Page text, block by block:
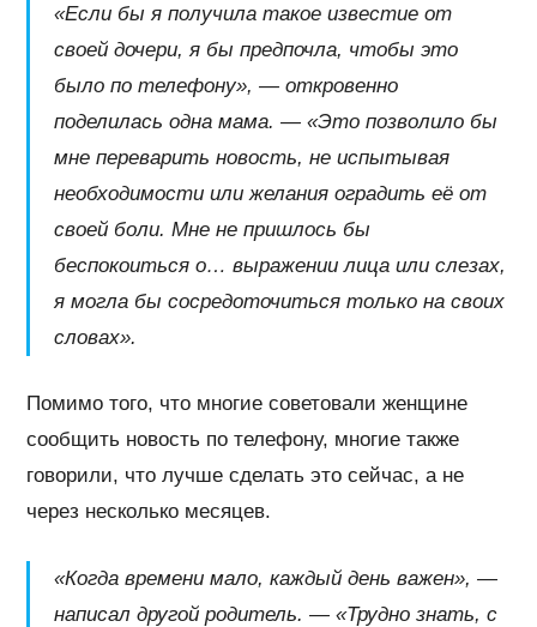
«Если бы я получила такое известие от
своей дочери, я бы предпочла, чтобы это
было по телефону», — откровенно
поделилась одна мама. — «Это позволило бы
мне переварить новость, не испытывая
необходимости или желания оградить её от
своей боли. Мне не пришлось бы
беспокоиться о… выражении лица или слезах,
я могла бы сосредоточиться только на своих
словах».
Помимо того, что многие советовали женщине
сообщить новость по телефону, многие также
говорили, что лучше сделать это сейчас, а не
через несколько месяцев.
«Когда времени мало, каждый день важен», —
написал другой родитель. — «Трудно знать, с